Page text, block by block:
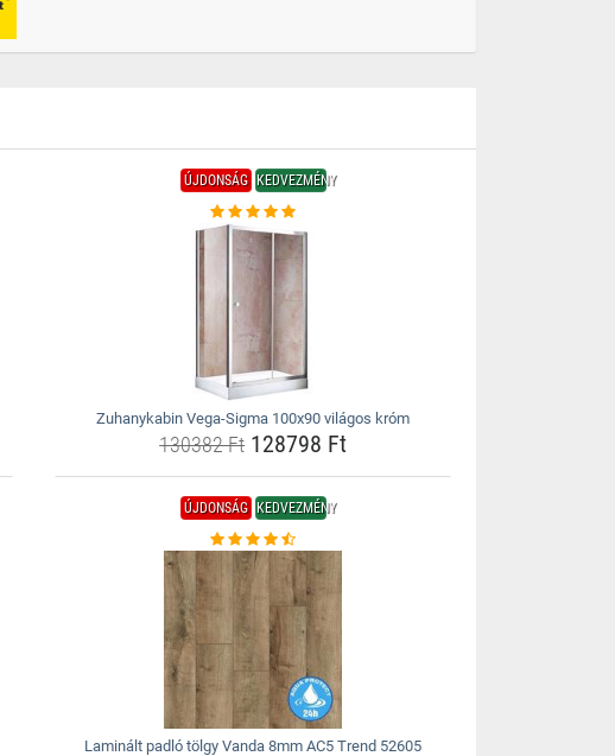
ÚJDONSÁG KEDVEZMÉNY
Zuhanykabin Vega-Sigma 100x90 világos króm
130382 Ft 128798 Ft
ÚJDONSÁG KEDVEZMÉNY
Laminált padló tölgy Vanda 8mm AC5 Trend 52605